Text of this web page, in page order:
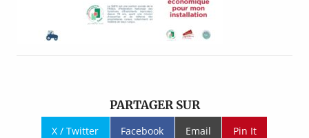
PARTAGER SUR
X / Twitter Facebook Email Pin It